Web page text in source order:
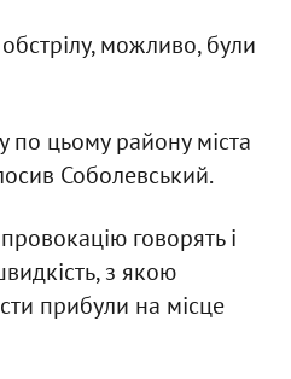
можливо, були
по цьому району міста
Соболевський.
говорять і
з якою
прибули на місце